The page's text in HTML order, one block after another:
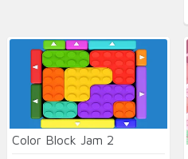
Color Block Jam 2